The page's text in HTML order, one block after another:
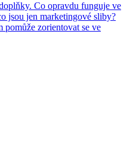
Co opravdu funguje ve
jsou jen marketingové sliby?
pomůže zorientovat se ve